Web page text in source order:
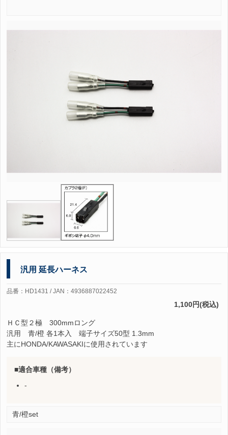
汎用 延長ハーネス
品番：HD1431 / JAN：4936887022452
1,100円(税込)
ＨＣ型２極 300mmロング
汎用 青/橙 各1本入 端子サイズ50型 1.3mm
主にHONDA/KAWASAKIに使用されています
適合車種（備考）
-
青/橙set